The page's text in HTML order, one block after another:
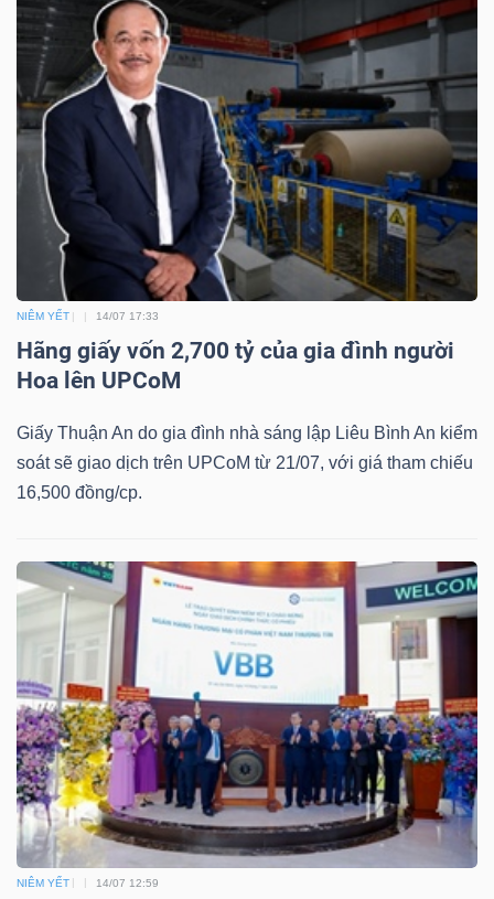
NIÊM YẾT 14/07 17:33
Hãng giấy vốn 2,700 tỷ của gia đình người
Hoa lên UPCoM
Giấy Thuận An do gia đình nhà sáng lập Liêu Bình An kiểm
soát sẽ giao dịch trên UPCoM từ 21/07, với giá tham chiếu
16,500 đồng/cp.
NIÊM YẾT 14/07 12:59
Công
đầu
tư
Truyền
thông
chính
Dữ
tài
chính